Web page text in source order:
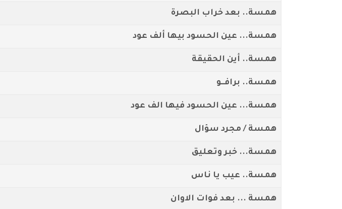
همسة.. بعد خراب البصرة
همسة... عين الحسود بيها ألف عود
همسة.. أين الحقيقة
همسة.. برافــو
همسة... عين الحسود فيها الف عود
همسة / مجرد سؤال
همسة... خبر وتعليق
همسة.. عيب يا ناس
همسة ... بعد فوات الاوان